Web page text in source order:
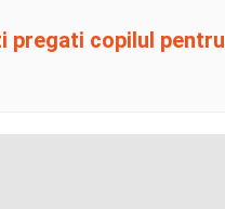
pregati copilul pentru